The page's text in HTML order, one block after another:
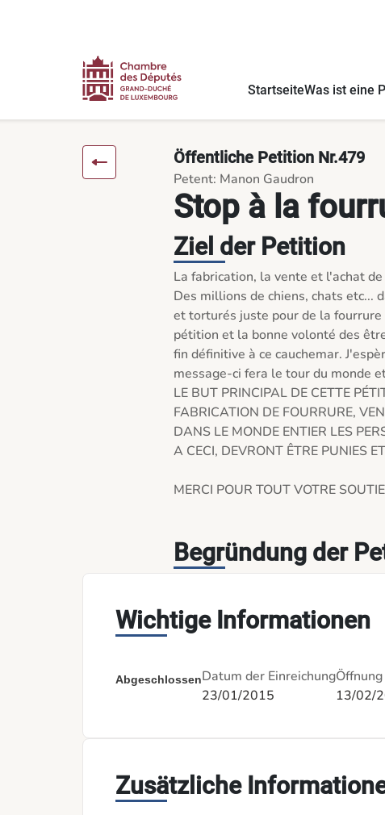
StartseiteWas ist eine
Stop à la
Öffentliche Petition Nr.479
Petent: Manon Gaudron
Ziel der Petition
La fabrication, la vente et l'achat
Des millions de chiens, chats
et torturés juste pour de la
pétition et la bonne volonté des
fin définitive à ce cauchemar.
message-ci fera le tour du monde
LE BUT PRINCIPAL DE CETTE
FABRICATION DE FOURRURE,
DANS LE MONDE ENTIER LES
A CECI, DEVRONT ÊTRE PUNIES
MERCI POUR TOUT VOTRE
Begründung der
Wichtige Informationen
AbgeschlossenDatum der Einreichung
23/01/2015
13/02/
Zusätzliche